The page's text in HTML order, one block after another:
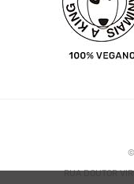
©
RUA DOUTOR